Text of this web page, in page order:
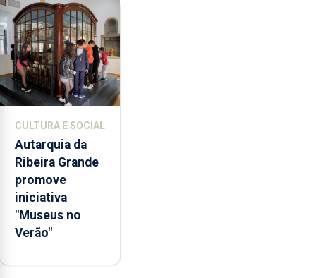
violência
doméstica,
através
da
promoção
de
emocionais
e
sociais
junto
das
crianças
CULTURA E SOCIAL
Autarquia da
Ribeira Grande
promove
iniciativa
"Museus no
Verão"